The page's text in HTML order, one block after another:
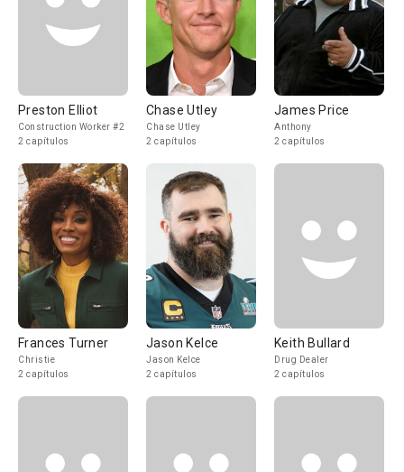
Preston Elliot
Construction Worker #2
2 capítulos
Chase Utley
Chase Utley
2 capítulos
James Price
Anthony
2 capítulos
Frances Turner
Christie
2 capítulos
Jason Kelce
Jason Kelce
2 capítulos
Keith Bullard
Drug Dealer
2 capítulos